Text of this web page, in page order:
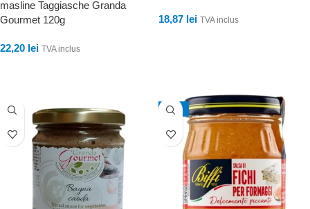
masline Taggiasche Granda
Gourmet 120g
22,20 lei TVA inclus
18,87 lei TVA inclus
-13%